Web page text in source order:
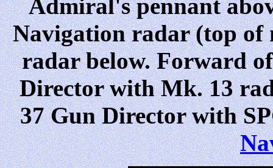
Admiral's pennant
Navigation radar (top of
radar below. Forward
Director with Mk. 13
37 Gun Director with